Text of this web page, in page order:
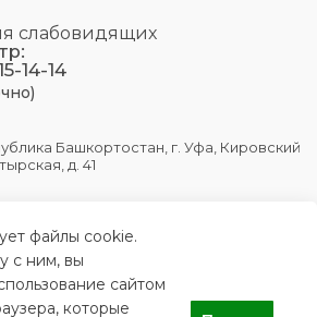
слабовидящих
14-14
Башкортостан, г. Уфа, Кировский
д. 41
клинический перинатальный центр»
файлы cookie.
с ним, вы
сайтом
которые